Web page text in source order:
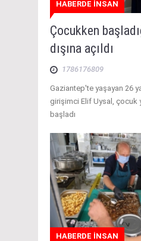
HABERDE İNSAN
Çocukken
dışına açıldı
1786176809
Gaziantep'te yaşayan 26
girişimci Elif Uysal, çocuk
başladı
HABERDE İNSAN